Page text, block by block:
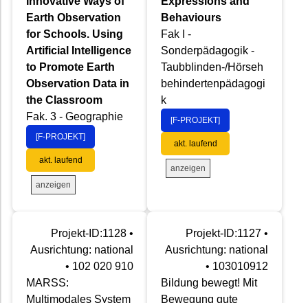
Earth Observation
for Schools. Using
Artificial Intelligence
to Promote Earth
Observation Data in
the Classroom
Fak. 3 - Geographie
[F-PROJEKT]
akt. laufend
anzeigen
Behaviours
Fak I -
Sonderpädagogik -
Taubblinden-/Hörseh
behindertenpädagogi
k
[F-PROJEKT]
akt. laufend
anzeigen
Projekt-ID:1128 •
Ausrichtung: national
• 102 020 910
MARSS:
Multimodales System
Projekt-ID:1127 •
Ausrichtung: national
• 103010912
Bildung bewegt! Mit
Bewegung gute